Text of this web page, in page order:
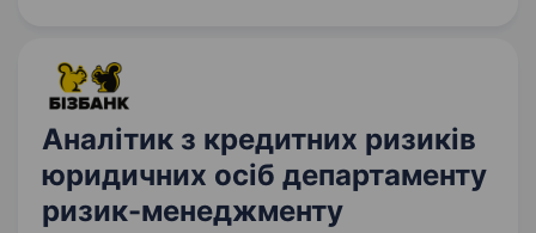
Аналітик з кредитних ризиків
юридичних осіб департаменту
ризик-менеджменту